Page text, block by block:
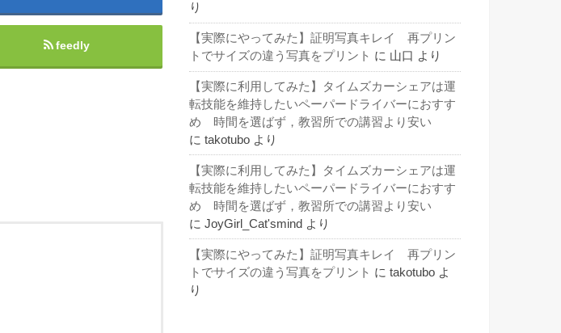
feedly
り
【実際にやってみた】証明写真キレイ 再プリン
トでサイズの違う写真をプリント に 山口 より
【実際に利用してみた】タイムズカーシェアは運
転技能を維持したいペーパードライバーにおすす
め 時間を選ばず，教習所での講習より安い
に takotubo より
【実際に利用してみた】タイムズカーシェアは運
転技能を維持したいペーパードライバーにおすす
め 時間を選ばず，教習所での講習より安い
に JoyGirl_Cat'smind より
【実際にやってみた】証明写真キレイ 再プリン
トでサイズの違う写真をプリント に takotubo よ
り